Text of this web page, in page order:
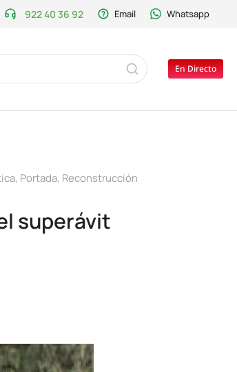
922 40 36 92 Email Whatsapp
En Directo
, Portada, Reconstrucción
superávit